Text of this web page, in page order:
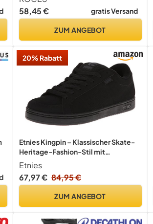
58,45 €
gratis Versand
ZUM ANGEBOT
20% Rabatt
Etnies Kingpin – Klassischer Skate-
Heritage-Fashion-Stil mit
angesagtem, verstärkte Cupsole,
Alltagssneaker - Größe 44 - Farbe
Schwarz
Etnies
67,97 € 84,95 €
ZUM ANGEBOT